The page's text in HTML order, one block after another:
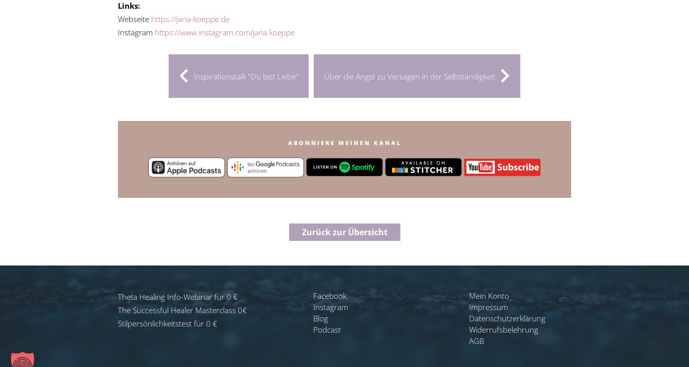
Links:
Webseite https://jana-koeppe.de
Instagram https://www.instagram.com/jana.koeppe
Inspirationstalk “Du bist Liebe” Über die Angst zu Versagen in der Selbständigkeit
ABONNIERE MEINEN KANAL
Zurück zur Übersicht
Theta Healing Info-Webinar für 0 €
The Successful Healer Masterclass 0€
Stilpersönlichkeitstest für 0 €
Facebook
Instagram
Blog
Podcast
Mein Konto
Impressum
Datenschutzerklärung
Widerrufsbelehrung
AGB